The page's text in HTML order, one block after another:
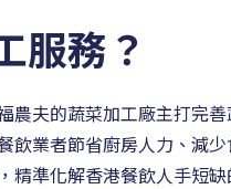
服務？
農夫的蔬菜加工廠主打完
業者節省廚房人力、減
準化解香港餐飲人手短